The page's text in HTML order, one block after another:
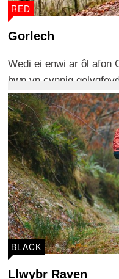
RED
Gorlech
Wedi ei enwi ar ôl afon
hwn yn cynnig
BLACK
Llwybr Raven